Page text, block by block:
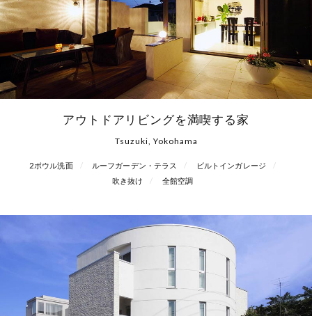
アウトドアリビングを満喫する家
Tsuzuki, Yokohama
2ボウル洗面 ルーフガーデン・テラス
ビルトインガレージ
吹き抜け
全館空調